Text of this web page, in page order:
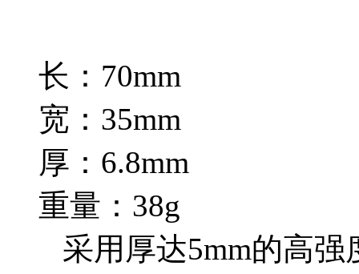
长：70mm
宽：35mm
厚：6.8mm
重量：38g
采用厚达5mm的高强